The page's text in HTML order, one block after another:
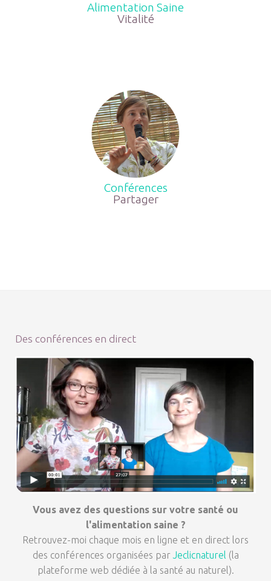
Alimentation Saine
Vitalité
Conférences
Partager
Des conférences en direct
Vous avez des questions sur votre santé ou
l'alimentation saine ?
Retrouvez-moi chaque mois en ligne et en direct lors
des conférences organisées par Jeclicnaturel (la
plateforme web dédiée à la santé au naturel).